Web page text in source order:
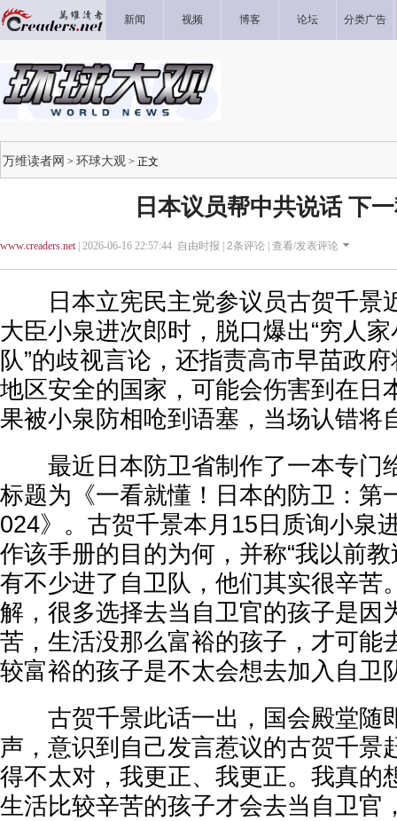
新闻 视频 博客 论坛 分类广告
万维读者网 > 环球大观 > 正文
日本议员帮中共说话 下
www.creaders.net| 2026-06-16 22:57:44 自由时报 | 2条评论 | 查看/发表评论
日本立宪民主党参议员古贺千景
大臣小泉进次郎时，脱口爆出“穷人
队”的歧视言论，还指责高市早苗政
地区安全的国家，可能会伤害到在日
果被小泉防相呛到语塞，当场认错将
最近日本防卫省制作了一本专门
标题为《一看就懂！日本的防卫：第
024》。古贺千景本月15日质询小泉
作该手册的目的为何，并称“我以前
有不少进了自卫队，他们其实很辛苦
解，很多选择去当自卫官的孩子是因
苦，生活没那么富裕的孩子，才可能
较富裕的孩子是不太会想去加入自卫
古贺千景此话一出，国会殿堂随
声，意识到自己发言惹议的古贺千景
得不太对，我更正、我更正。我真的
生活比较辛苦的孩子才会去当自卫官